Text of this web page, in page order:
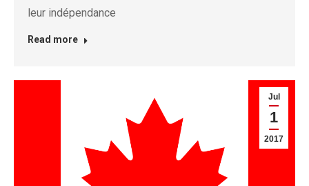
leur indépendance
Read more
Jul
1
2017